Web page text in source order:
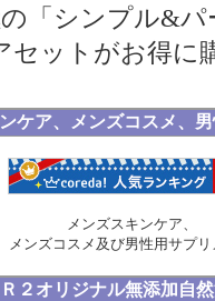
「シンプル&
セットがお得に
ケア、メンズコスメ、
メンズスキンケア、
メンズコスメ及び男性用サプ
Ｒ２オリジナル無添加自